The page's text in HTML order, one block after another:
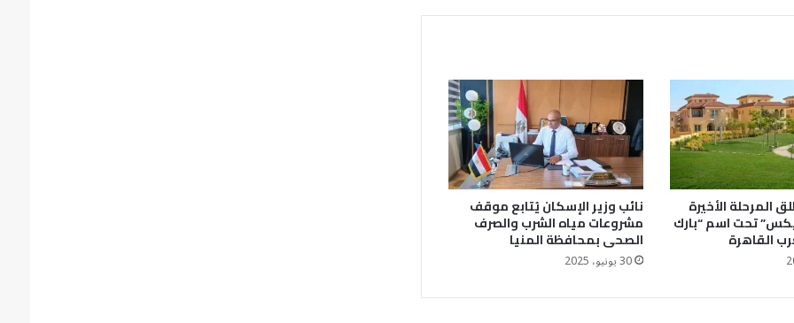
المرحلة الأخيرة
تحت اسم “بارك
القاهرة
نائب وزير الإسكان يُتابع موقف
مشروعات مياه الشرب والصرف
الصحى بمحافظة المنيا
30 يونيو، 2025